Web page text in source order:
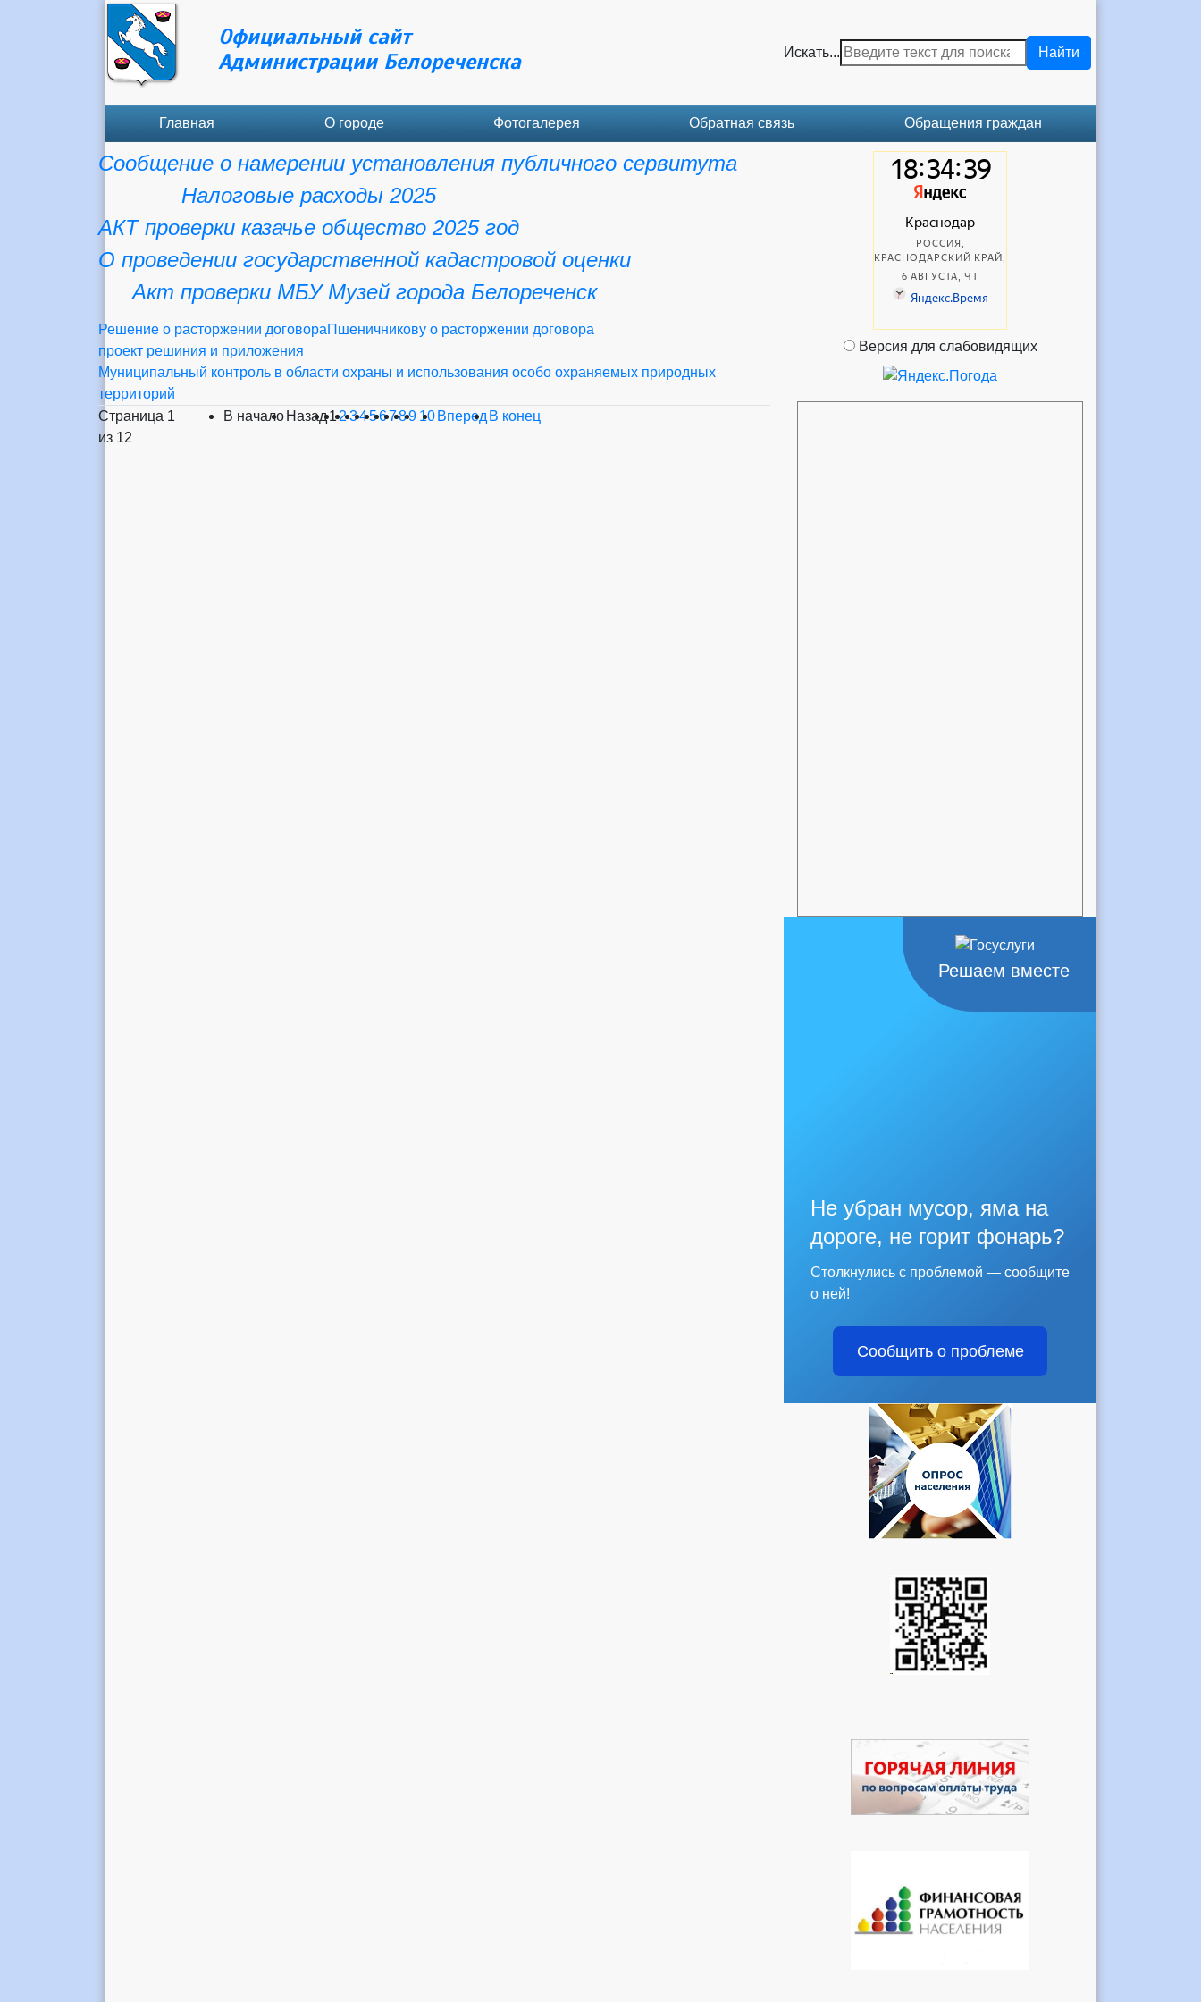
Официальный сайт
Администрации Белореченска
Искать... Найти
Главная О городе Фотогалерея Обратная связь Обращения граждан
Сообщение о намерении установления публичного сервитута
Налоговые расходы 2025
АКТ проверки казачье общество 2025 год
О проведении государственной кадастровой оценки
Акт проверки МБУ Музей города Белореченск
Решение о расторжении договораПшеничникову о расторжении договора
проект решиния и приложения
Муниципальный контроль в области охраны и использования особо охраняемых природных
территорий
Страница 1
из 12
В начало Назад123456789 10 Вперед В конец
Версия для слабовидящих
Решаем вместе
Не убран мусор, яма на
дороге, не горит фонарь?
Столкнулись с проблемой — сообщите
о ней!
Сообщить о проблеме